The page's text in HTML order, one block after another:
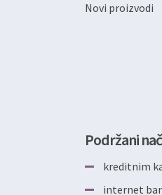
Novi proizvodi
Podržani
kreditnim
internet